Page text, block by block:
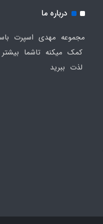
درباره ما
کمک میکنه تاشما بیشتر
لذت ببرید